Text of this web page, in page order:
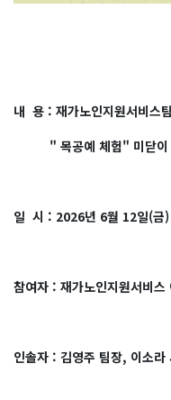
내 용 : 재가노인지원서비스
" 목공예 체험" 미닫이
일 시 : 2026년 6월 12일(
참여자 : 재가노인지원서비스
인솔자 : 김영주 팀장, 이소